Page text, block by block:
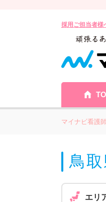
採用ご担当者様
マイナビ看護
鳥
エリ